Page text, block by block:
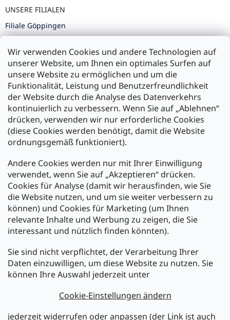
Wir verwenden Cookies und andere Technologien auf
unserer Website, um Ihnen ein optimales Surfen auf
unsere Website zu ermöglichen und um die
Funktionalität, Leistung und Benutzerfreundlichkeit
der Website durch die Analyse des Datenverkehrs
kontinuierlich zu verbessern. Wenn Sie auf „Ablehnen“
drücken, verwenden wir nur erforderliche Cookies
(diese Cookies werden benötigt, damit die Website
ordnungsgemäß funktioniert).
Andere Cookies werden nur mit Ihrer Einwilligung
verwendet, wenn Sie auf „Akzeptieren“ drücken.
Cookies für Analyse (damit wir herausfinden, wie Sie
die Website nutzen, und um sie weiter verbessern zu
können) und Cookies für Marketing (um Ihnen
relevante Inhalte und Werbung zu zeigen, die Sie
interessant und nützlich finden könnten).
Sie sind nicht verpflichtet, der Verarbeitung Ihrer
Daten einzuwilligen, um diese Website zu nutzen. Sie
können Ihre Auswahl jederzeit unter
Cookie-Einstellungen ändern
jederzeit widerrufen oder anpassen (der Link ist auch
UNSERE FILIALEN
Filiale Göppingen
Filiale Ulm
Zahlung und Versand
Versand mit:
Zahlarten:
Newsletter abonnieren
Legen Sie Ihre E-Mail ein und wir werden Ihnen Informationen
über neue Produkte in unserem E-Shop zusenden.
E-Mail